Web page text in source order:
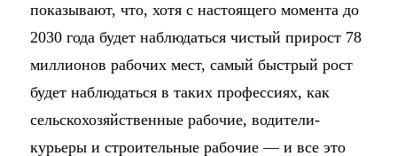
показывают, что, хотя с настоящего момента до
2030 года будет наблюдаться чистый прирост 78
миллионов рабочих мест, самый быстрый рост
будет наблюдаться в таких профессиях, как
сельскохозяйственные рабочие, водители-
курьеры и строительные рабочие — и все это